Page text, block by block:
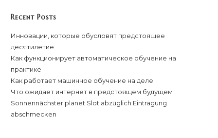
Recent Posts
Инновации, которые обусловят предстоящее
десятилетие
Как функционирует автоматическое обучение на
практике
Как работает машинное обучение на деле
Что ожидает интернет в предстоящем будущем
Sonnennächster planet Slot abzüglich Eintragung
abschmecken